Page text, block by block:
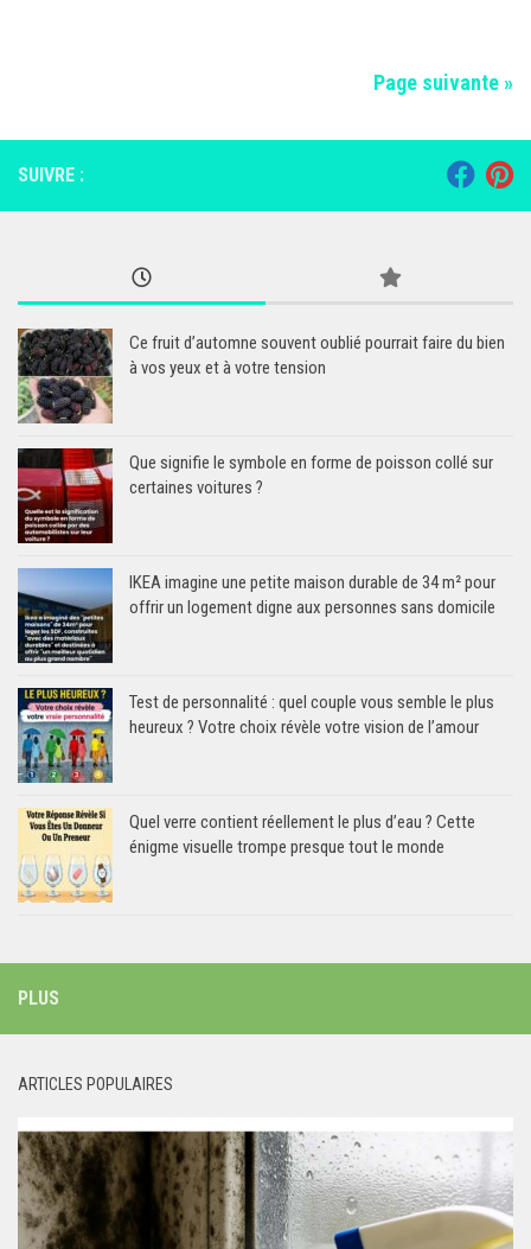
Page suivante »
SUIVRE :
Ce fruit d’automne souvent oublié pourrait faire du bien
à vos yeux et à votre tension
Que signifie le symbole en forme de poisson collé sur
certaines voitures ?
IKEA imagine une petite maison durable de 34 m² pour
offrir un logement digne aux personnes sans domicile
Test de personnalité : quel couple vous semble le plus
heureux ? Votre choix révèle votre vision de l’amour
Quel verre contient réellement le plus d’eau ? Cette
énigme visuelle trompe presque tout le monde
PLUS
ARTICLES POPULAIRES